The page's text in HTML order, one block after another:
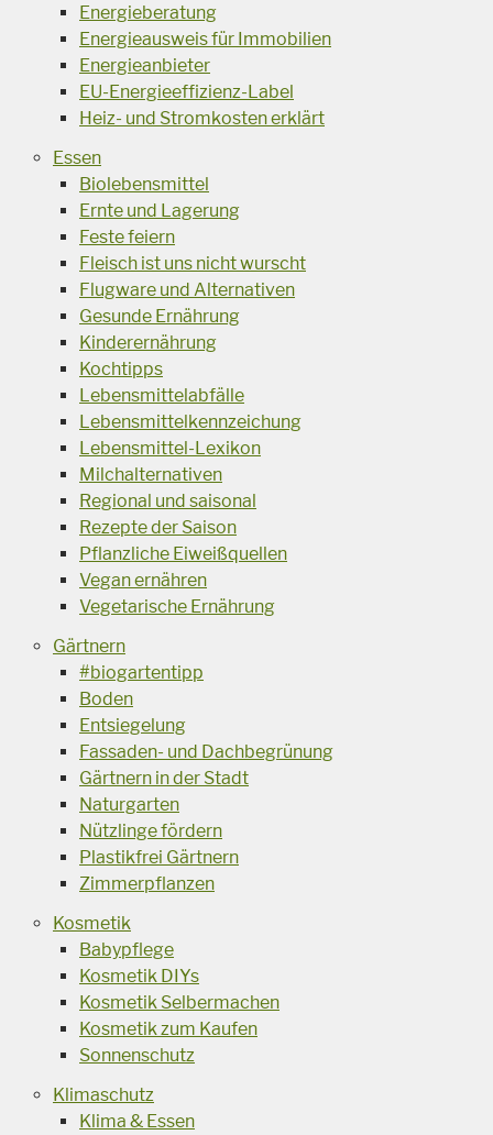
Energieberatung
Energieausweis für Immobilien
Energieanbieter
EU-Energieeffizienz-Label
Heiz- und Stromkosten erklärt
Essen
Biolebensmittel
Ernte und Lagerung
Feste feiern
Fleisch ist uns nicht wurscht
Flugware und Alternativen
Gesunde Ernährung
Kinderernährung
Kochtipps
Lebensmittelabfälle
Lebensmittelkennzeichung
Lebensmittel-Lexikon
Milchalternativen
Regional und saisonal
Rezepte der Saison
Pflanzliche Eiweißquellen
Vegan ernähren
Vegetarische Ernährung
Gärtnern
#biogartentipp
Boden
Entsiegelung
Fassaden- und Dachbegrünung
Gärtnern in der Stadt
Naturgarten
Nützlinge fördern
Plastikfrei Gärtnern
Zimmerpflanzen
Kosmetik
Babypflege
Kosmetik DIYs
Kosmetik Selbermachen
Kosmetik zum Kaufen
Sonnenschutz
Klimaschutz
Klima & Essen